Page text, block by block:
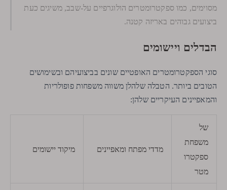
מסוימים, כמו ספקטרומטרים הולוגרפיים על-שבב, משיגים כעת
ביצועים גבוהים באריזה קטנה.
הבדלים ויישומים
סוגי הספקטרומטרים האופטיים שונים בביצועיהם ובשימושים
הטובים ביותר. הטבלה שלהלן משווה משפחות פופולריות
והמאפיינים העיקריים שלהן:
של
משפחת
ספקטרו
מטר
מדדי מפתח ומאפיינים מיקוד יישומים